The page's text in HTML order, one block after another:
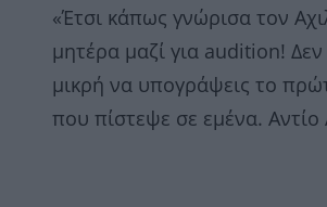
«Έτσι κάπως γνώρισα τον
μητέρα μαζί για audition!
μικρή να υπογράψεις το
που πίστεψε σε εμένα. Αντίο